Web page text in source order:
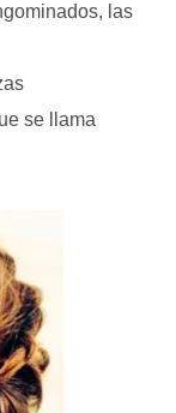
las
se llama